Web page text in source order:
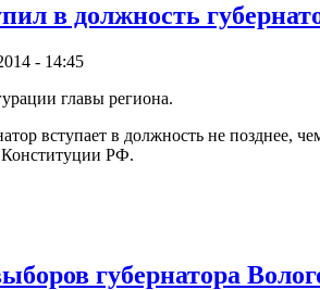
в должность
- 14:45
главы региона.
вступает в должность не позднее,
Конституции РФ.
губернатора